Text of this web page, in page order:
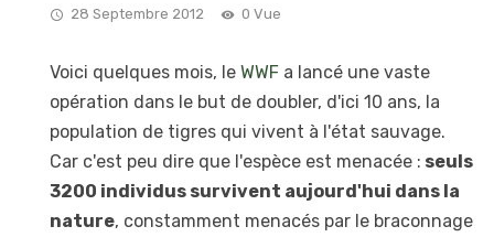
28 Septembre 2012 0 Vue
Voici quelques mois, le WWF a lancé une vaste
opération dans le but de doubler, d'ici 10 ans, la
population de tigres qui vivent à l'état sauvage.
Car c'est peu dire que l'espèce est menacée : seuls
3200 individus survivent aujourd'hui dans la
nature, constamment menacés par le braconnage